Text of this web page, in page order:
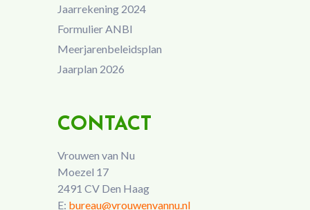
Jaarrekening 2024
Formulier ANBI
Meerjarenbeleidsplan
Jaarplan 2026
CONTACT
Vrouwen van Nu
Moezel 17
2491 CV Den Haag
E: bureau@vrouwenvannu.nl